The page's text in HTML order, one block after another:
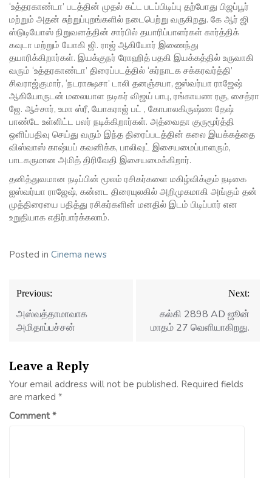
‘உத்தரகாண்டா’ படத்தின் முதல் கட்ட படப்பிடிப்பு தற்போது பிஜப்பூர்
மற்றும் அதன் சுற்றுப்புறங்களில் நடைபெற்று வருகிறது. கே ஆர் ஜி
ஸ்டுடியோஸ் நிறுவனத்தின் சார்பில் தயாரிப்பாளர்கள் கார்த்திக்
கவுடா மற்றும் யோகி ஜி. ராஜ் ஆகியோர் இணைந்து
தயாரிக்கிறார்கள். இயக்குநர் ரோஹித் பதகி இயக்கத்தில் உருவாகி
வரும் ‘உத்தரகாண்டா’ திரைப்படத்தில் ‘கர்நாடக சக்கரவர்த்தி’
சிவராஜ்குமார், ‘நடராக்ஷசா’ டாலி தனஞ்சயா, ஐஸ்வர்யா ராஜேஷ்
ஆகியோருடன் மலையாள நடிகர் விஜய் பாபு, ரங்காயண ரகு, சைத்ரா
ஜே. ஆச்சார், உமா ஸ்ரீ, யோகராஜ் பட் , கோபாலகிருஷ்ண தேஷ்
பாண்டே உள்ளிட்ட பலர் நடிக்கிறார்கள். அத்வைதா குருமூர்த்தி
ஒளிப்பதிவு செய்து வரும் இந்த திரைப்படத்தின் கலை இயக்கத்தை
விஸ்வாஸ் காஷ்யப் கவனிக்க, பாலிவுட் இசையமைப்பாளரும்,
பாடகருமான அமித் திரிவேதி இசையமைக்கிறார்.
தனித்துவமான நடிப்பின் மூலம் ரசிகர்களை மகிழ்விக்கும் நடிகை
ஐஸ்வர்யா ராஜேஷ், கன்னட திரையுலகில் அறிமுகமாகி அங்கும் தன்
முத்திரையை பதித்து ரசிகர்களின் மனதில் இடம் பிடிப்பார் என
உறுதியாக எதிர்பார்க்கலாம்.
Posted in Cinema news
Post
navigation
Previous:
அஸ்வத்தாமாவாக
அமிதாப்பச்சன்
Next:
கல்கி 2898 AD ஜூன்
மாதம் 27 வெளியாகிறது.
Leave a Reply
Your email address will not be published. Required fields
are marked *
Comment*